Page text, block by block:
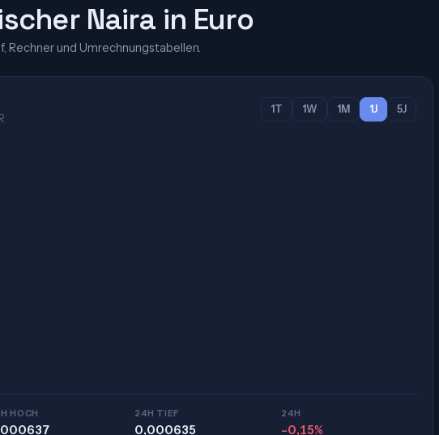
Naira in Euro
Rechner und Umrechnungstabellen.
1T 1W 1M 1J 5J
HOCH 24H TIEF
0,000635
24H
-0,15%